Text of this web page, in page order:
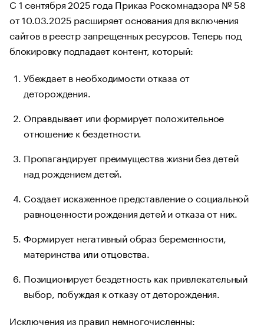
С 1 сентября 2025 года Приказ Роскомнадзора № 58
от 10.03.2025 расширяет основания для включения
сайтов в реестр запрещенных ресурсов. Теперь под
блокировку подпадает контент, который:
Убеждает в необходимости отказа от
деторождения.
Оправдывает или формирует положительное
отношение к бездетности.
Пропагандирует преимущества жизни без детей
над рождением детей.
Создает искаженное представление о социальной
равноценности рождения детей и отказа от них.
Формирует негативный образ беременности,
материнства или отцовства.
Позиционирует бездетность как привлекательный
выбор, побуждая к отказу от деторождения.
Исключения из правил немногочисленны: